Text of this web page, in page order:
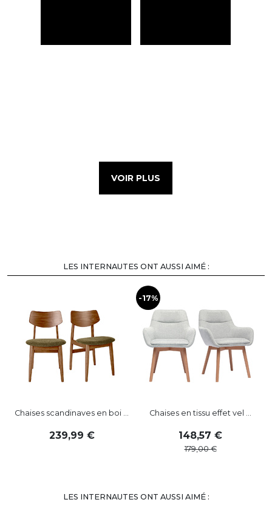
VOIR PLUS
LES INTERNAUTES ONT AUSSI AIMÉ :
Chaises scandinaves en boi ...
239,99
-17%
Chaises en tissu effet vel ...
148,57
179,00
LES INTERNAUTES ONT AUSSI AIMÉ :